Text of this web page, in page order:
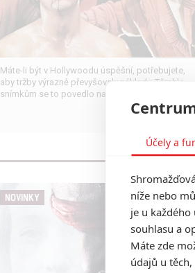
Máte-li být v Hollywoodu úspěšní, potřebujete,
aby tržby výrazně převyšovaly náklady. Těmhle
snímkům se to povedlo na jedničku.
NOVINKY
Účely a
níže nebo
je u
souhlasu a
Máte zde
údajů u